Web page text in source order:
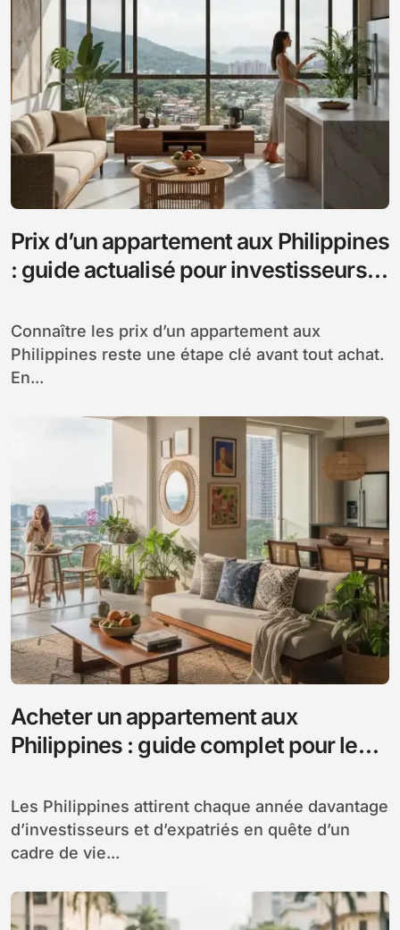
Prix d’un appartement aux Philippines
: guide actualisé pour investisseurs
Connaître les prix d’un appartement aux
Philippines reste une étape clé avant tout achat.
En...
Acheter un appartement aux
Philippines : guide complet pour les
Les Philippines attirent chaque année davantage
d’investisseurs et d’expatriés en quête d’un
cadre de vie...